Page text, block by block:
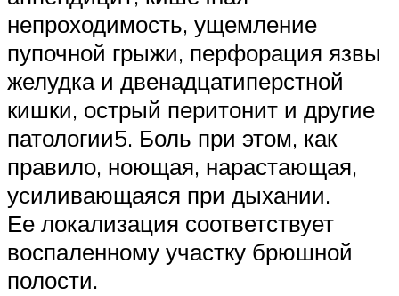
непроходимость, ущемление
пупочной грыжи, перфорация язвы
желудка и двенадцатиперстной
кишки, острый перитонит и другие
патологии5. Боль при этом, как
правило, ноющая, нарастающая,
усиливающаяся при дыхании.
Ее локализация соответствует
воспаленному участку брюшной
полости.